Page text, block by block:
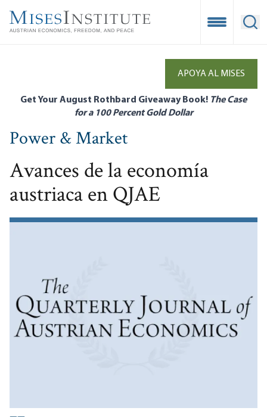
main
Open
APOYA AL MISES
Get Your August Rothbard Giveaway Book! The Case
for a 100 Percent Gold Dollar
Power & Market
Avances de la economía
austriaca en QJAE